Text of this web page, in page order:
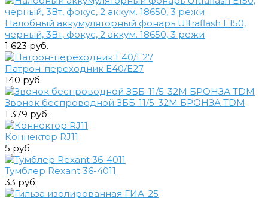
Налобный аккумуляторный фонарь Ultraflash E150,
черный, 3Вт, фокус, 2 аккум. 18650, 3 режи
1 623 руб.
Патрон-переходник Е40/Е27
140 руб.
Звонок беспроводной ЗББ-11/5-32М БРОНЗА TDM
1 379 руб.
Коннектор RJ11
5 руб.
Тумблер Rexant 36-4011
33 руб.